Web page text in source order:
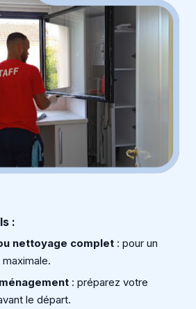
:
nettoyage complet : pour un
: préparez votre
le départ.